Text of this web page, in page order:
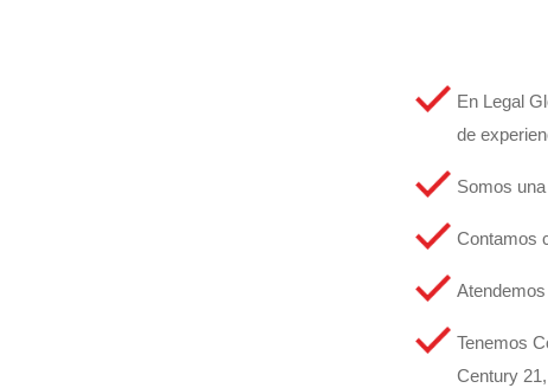
En Legal
de
Somos
Contamos
Tenemos
Century